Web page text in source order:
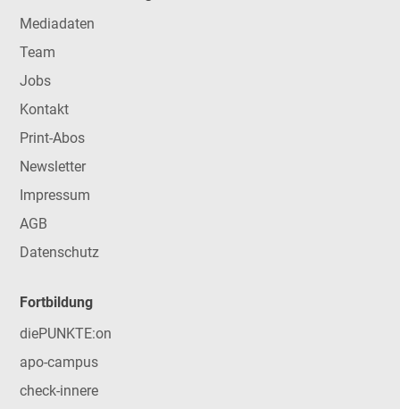
Mediadaten
Team
Jobs
Kontakt
Print-Abos
Newsletter
Impressum
AGB
Datenschutz
Fortbildung
diePUNKTE:on
apo-campus
check-innere